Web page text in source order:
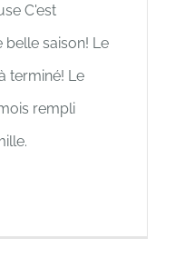
C'est
saison! Le
terminé! Le
rempli